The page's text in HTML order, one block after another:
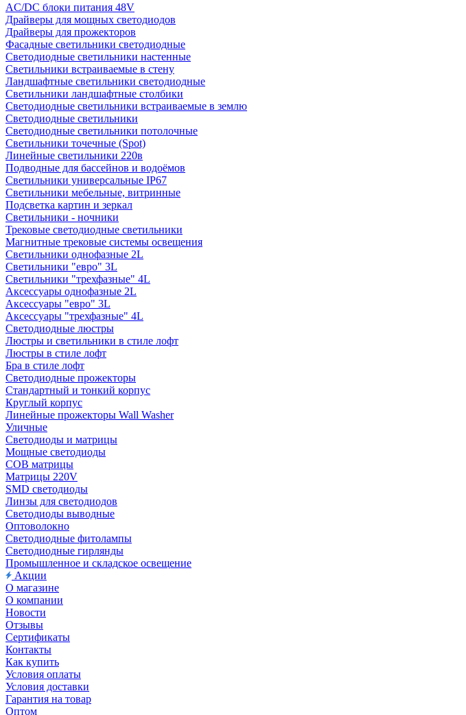
AC/DC блоки питания 48V
Драйверы для мощных светодиодов
Драйверы для прожекторов
Фасадные светильники светодиодные
Светодиодные светильники настенные
Светильники встраиваемые в стену
Ландшафтные светильники светодиодные
Светильники ландшафтные столбики
Светодиодные светильники встраиваемые в землю
Светодиодные светильники
Светодиодные светильники потолочные
Светильники точечные (Spot)
Линейные светильники 220в
Подводные для бассейнов и водоёмов
Светильники универсальные IP67
Светильники мебельные, витринные
Подсветка картин и зеркал
Светильники - ночники
Трековые светодиодные светильники
Магнитные трековые системы освещения
Светильники однофазные 2L
Светильники "евро" 3L
Светильники "трехфазные" 4L
Аксессуары однофазные 2L
Аксессуары "евро" 3L
Аксессуары "трехфазные" 4L
Светодиодные люстры
Люстры и светильники в стиле лофт
Люстры в стиле лофт
Бра в стиле лофт
Светодиодные прожекторы
Стандартный и тонкий корпус
Круглый корпус
Линейные прожекторы Wall Washer
Уличные
Светодиоды и матрицы
Мощные светодиоды
COB матрицы
Матрицы 220V
SMD светодиоды
Линзы для светодиодов
Светодиоды выводные
Оптоволокно
Светодиодные фитолампы
Светодиодные гирлянды
Промышленное и складское освещение
Акции
О магазине
О компании
Новости
Отзывы
Сертификаты
Контакты
Как купить
Условия оплаты
Условия доставки
Гарантия на товар
Оптом